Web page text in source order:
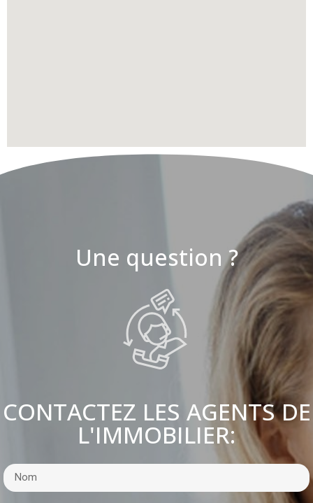
Une question ?
CONTACTEZ LES AGENTS DE
L'IMMOBILIER: